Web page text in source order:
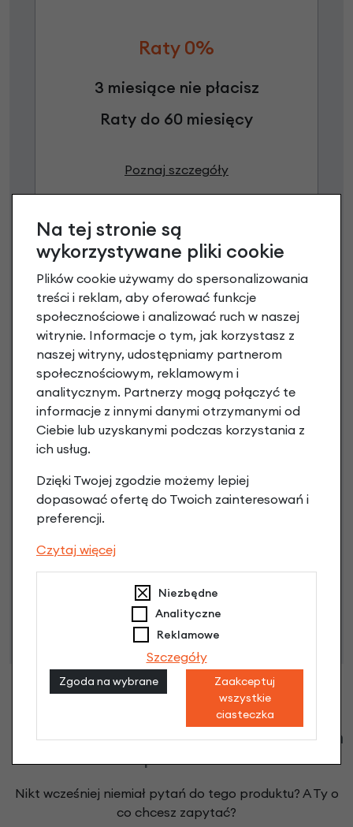
Raty 0%
3 miesiące nie płacisz
Raty do 60 miesięcy
Poznaj szczegóły
Raty 0%
3 miesiące nie płacisz
Raty do 60 miesięcy
Poznaj szczegóły
Niniejsza propozycja nie stanowi oferty w rozumieniu art.
66 Kodeksu Cywilnego. Ostateczna decyzja o warunkach
i przyznaniu kredytu zostanie podjęta po ocenie
zdolności kredytowej.
Klienci zadali następujące pytania o ten
Nikt wcześniej niemiał pytań do tego produktu? A Ty o
co chcesz zapytać?
Na tej stronie są
wykorzystywane pliki cookie
Plików cookie używamy do spersonalizowania
treści i reklam, aby oferować funkcje
społecznościowe i analizować ruch w naszej
witrynie. Informacje o tym, jak korzystasz z
naszej witryny, udostępniamy partnerom
społecznościowym, reklamowym i
analitycznym. Partnerzy mogą połączyć te
informacje z innymi danymi otrzymanymi od
Ciebie lub uzyskanymi podczas korzystania z
ich usług.
Dzięki Twojej zgodzie możemy lepiej
dopasować ofertę do Twoich zainteresowań i
preferencji.
Czytaj więcej
Niezbędne
Analityczne
Reklamowe
Szczegóły
Zgoda na wybrane
Zaakceptuj
wszystkie
ciasteczka